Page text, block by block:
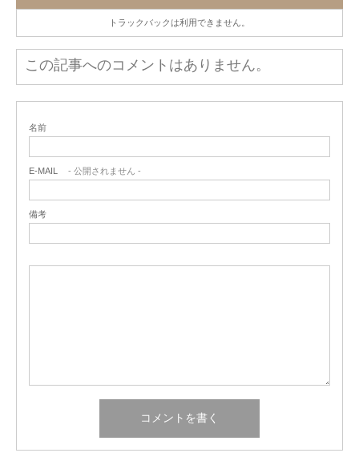
トラックバックは利用できません。
この記事へのコメントはありません。
名前
E-MAIL - 公開されません -
備考